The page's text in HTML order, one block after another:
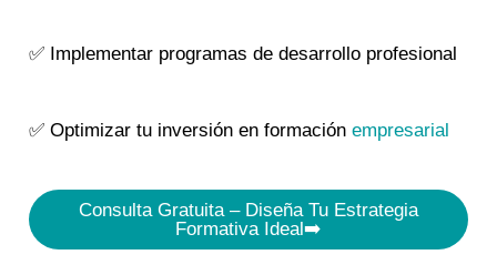
✅ Implementar programas de desarrollo profesional
✅ Optimizar tu inversión en formaciónempresarial
Consulta Gratuita – Diseña Tu Estrategia
Formativa Ideal➡️